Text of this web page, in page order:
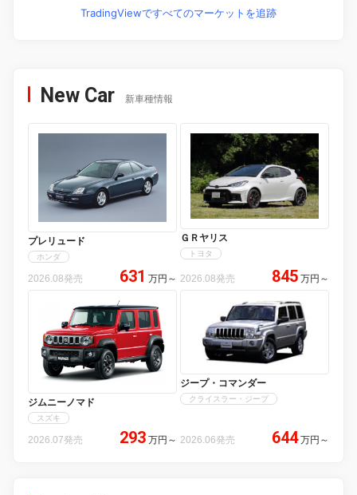
TradingViewですべてのマーケットを追跡
New Car 新車種情報
プレリュード
ホンダ
2026.08発売 631 万円 ～
ＧＲヤリス
トヨタ
2026.08発売 845 万円 ～
ジムニーノマド
スズキ
2026.07発売 293 万円 ～
ジープ・コマンダー
クライスラー・ジープ
2026.06発売 644万円 ～